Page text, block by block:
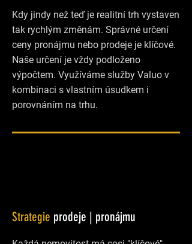
Kdy jindy než teď je realitní trh vystaven
tak rychlým změnám. Správné určení
ceny pronájmu nebo prodeje je klíčové.
Naše určení je vždy podloženo
výpočtem. Využíváme služby Valuo v
kombinaci s vlastním úsudkem i
porovnáním na trhu.
Strategie prodeje | pronájmu